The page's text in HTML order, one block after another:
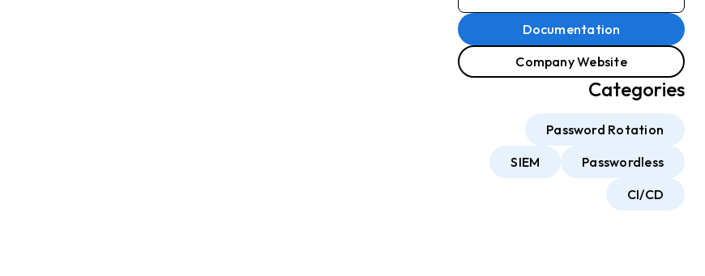
Documentation
Company Website
Categories
Password Rotation
Passwordless
SIEM
CI/CD